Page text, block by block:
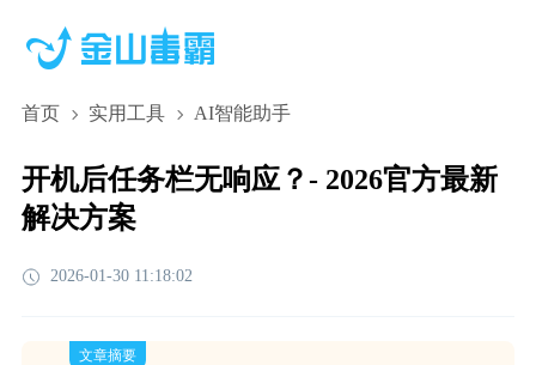
首页 实用工具 AI智能助手
开机后任务栏无响应？- 2026官方最新
解决方案
2026-01-30 11:18:02
文章摘要